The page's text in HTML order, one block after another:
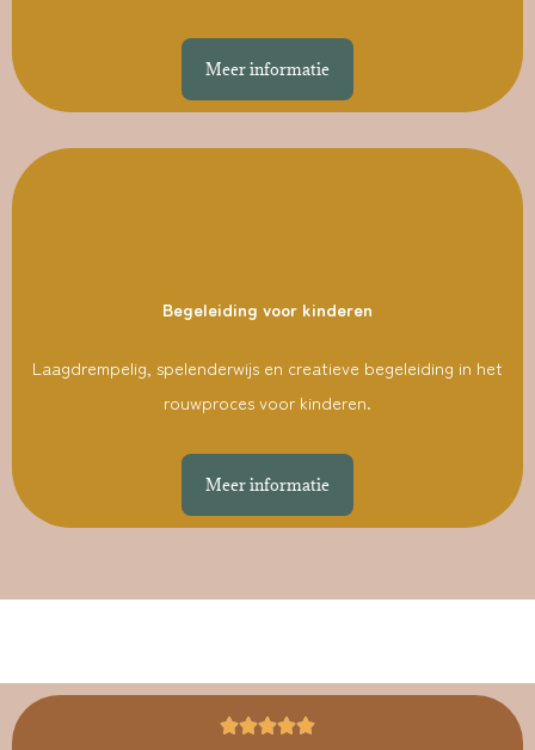
Meer informatie
Begeleiding voor kinderen
Laagdrempelig, spelenderwijs en creatieve begeleiding in het
rouwproces voor kinderen.
Meer informatie